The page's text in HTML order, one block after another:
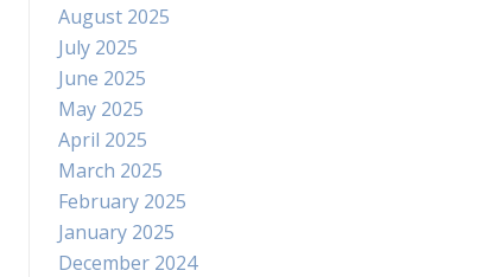
August 2025
July 2025
June 2025
May 2025
April 2025
March 2025
February 2025
January 2025
December 2024